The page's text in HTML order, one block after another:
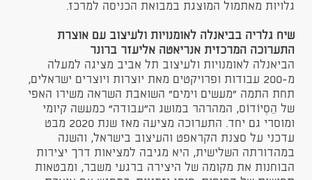
גלויות מאתמול המוצגת במבואת הכניסה למרכז.
שיח גלריה בביאנלה לאומנויות ולעיצוב עם אוצרת
התערוכה המרכזית אנריאטה אליעזר ברונר
הביאנלה לאומנויות ולעיצוב תל אביב מציגה למעלה
מ-200 עבודות ופרויקטים מאת יוצרות ויוצרים ישראלים,
תחת התמה "מעשים וימים" השואבת השראה משירו האפי
של הֵסְיוֹדוֹס, המהרהר במושג ה״עבודה״ כמעשה קיומי
ומוסרי גם יחד. התערוכה מציעה מאז שנת 2020 מבט
עדכני על סצנת הקראפט והעיצוב בישראל, והשנה
במהדורתה השלישית, היא מגיבה למציאות דרך יצירות
הבוחנות את מקומה של היצירה ברגעי משבר, ומבטאות